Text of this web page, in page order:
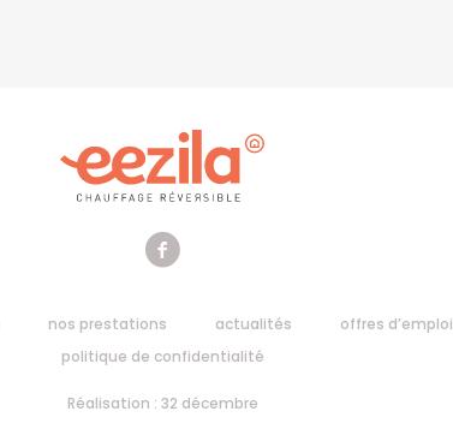
nos prestations actualités offres d’emploi
politique de confidentialité
Réalisation : 32 décembre